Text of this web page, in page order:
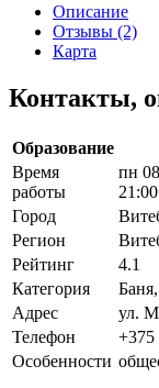
Описание
Отзывы (2)
Карта
Контакты,
Образование
Время
работы
пн
21:00
Город
Регион
Рейтинг
4.1
Категория
Адрес
ул.
Телефон
+375
Особенности